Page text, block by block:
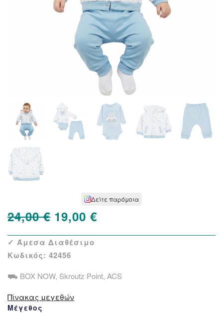
Δείτε παρόμοια
24,00€ Original
price
was:
19,00 €
τρέχουσα
19,00 €.
✓ Άμεσα Διαθέσιμο
Κωδικός: 42456
⛟ BOX NOW, Skroutz Point, ACS
Πίνακας μεγεθών
Μέγεθος